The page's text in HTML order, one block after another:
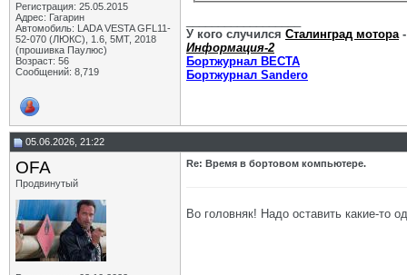
Регистрация: 25.05.2015
Адрес: Гагарин
Автомобиль: LADA VESTA GFL11-
52-070 (ЛЮКС), 1.6, 5МТ, 2018
(прошивка Паулюс)
Возраст: 56
Сообщений: 8,719
У кого случился Сталинград мотора
Информация-2
Бортжурнал ВЕСТА
Бортжурнал Sandero
05.06.2026, 21:22
OFA
Продвинутый
Re: Время в бортовом компьютере.
Во головняк! Надо оставить какие-то